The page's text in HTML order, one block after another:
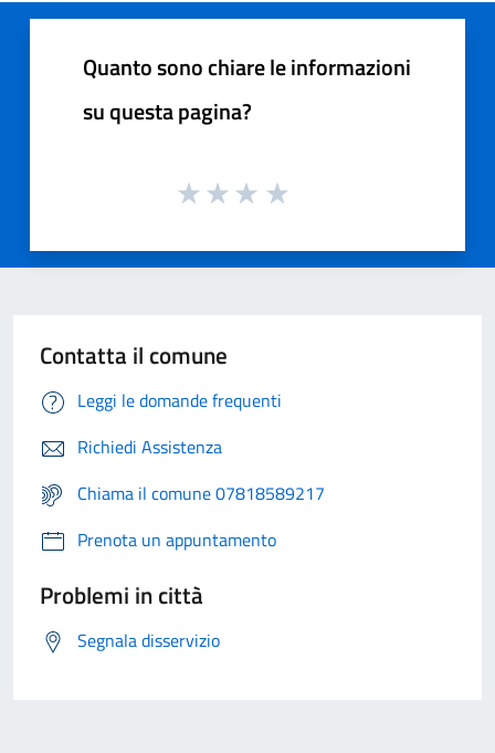
Quanto sono chiare le informazioni
su questa pagina?
Contatta il comune
Leggi le domande frequenti
Richiedi Assistenza
Chiama il comune 07818589217
Prenota un appuntamento
Problemi in città
Segnala disservizio